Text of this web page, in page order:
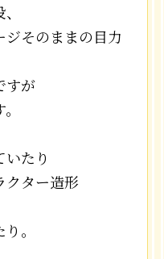
そのままの目力
すが
たり
クター造形
。